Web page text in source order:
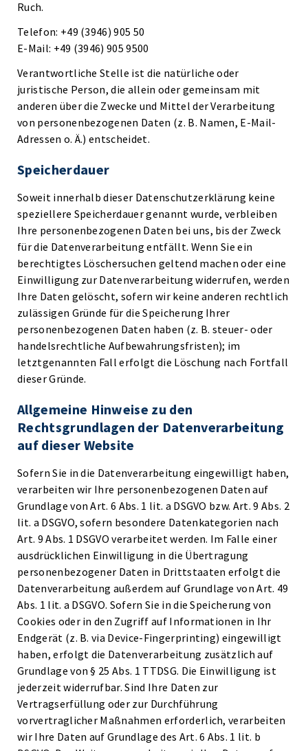
Ruch.
Telefon: +49 (3946) 905 50
E-Mail: +49 (3946) 905 9500
Verantwortliche Stelle ist die natürliche oder
juristische Person, die allein oder gemeinsam mit
anderen über die Zwecke und Mittel der Verarbeitung
von personenbezogenen Daten (z. B. Namen, E-Mail-
Adressen o. Ä.) entscheidet.
Speicherdauer
Soweit innerhalb dieser Datenschutzerklärung keine
speziellere Speicherdauer genannt wurde, verbleiben
Ihre personenbezogenen Daten bei uns, bis der Zweck
für die Datenverarbeitung entfällt. Wenn Sie ein
berechtigtes Löschersuchen geltend machen oder eine
Einwilligung zur Datenverarbeitung widerrufen, werden
Ihre Daten gelöscht, sofern wir keine anderen rechtlich
zulässigen Gründe für die Speicherung Ihrer
personenbezogenen Daten haben (z. B. steuer- oder
handelsrechtliche Aufbewahrungsfristen); im
letztgenannten Fall erfolgt die Löschung nach Fortfall
dieser Gründe.
Allgemeine Hinweise zu den
Rechtsgrundlagen der Datenverarbeitung
auf dieser Website
Sofern Sie in die Datenverarbeitung eingewilligt haben,
verarbeiten wir Ihre personenbezogenen Daten auf
Grundlage von Art. 6 Abs. 1 lit. a DSGVO bzw. Art. 9 Abs. 2
lit. a DSGVO, sofern besondere Datenkategorien nach
Art. 9 Abs. 1 DSGVO verarbeitet werden. Im Falle einer
ausdrücklichen Einwilligung in die Übertragung
personenbezogener Daten in Drittstaaten erfolgt die
Datenverarbeitung außerdem auf Grundlage von Art. 49
Abs. 1 lit. a DSGVO. Sofern Sie in die Speicherung von
Cookies oder in den Zugriff auf Informationen in Ihr
Endgerät (z. B. via Device-Fingerprinting) eingewilligt
haben, erfolgt die Datenverarbeitung zusätzlich auf
Grundlage von § 25 Abs. 1 TTDSG. Die Einwilligung ist
jederzeit widerrufbar. Sind Ihre Daten zur
Vertragserfüllung oder zur Durchführung
vorvertraglicher Maßnahmen erforderlich, verarbeiten
wir Ihre Daten auf Grundlage des Art. 6 Abs. 1 lit. b